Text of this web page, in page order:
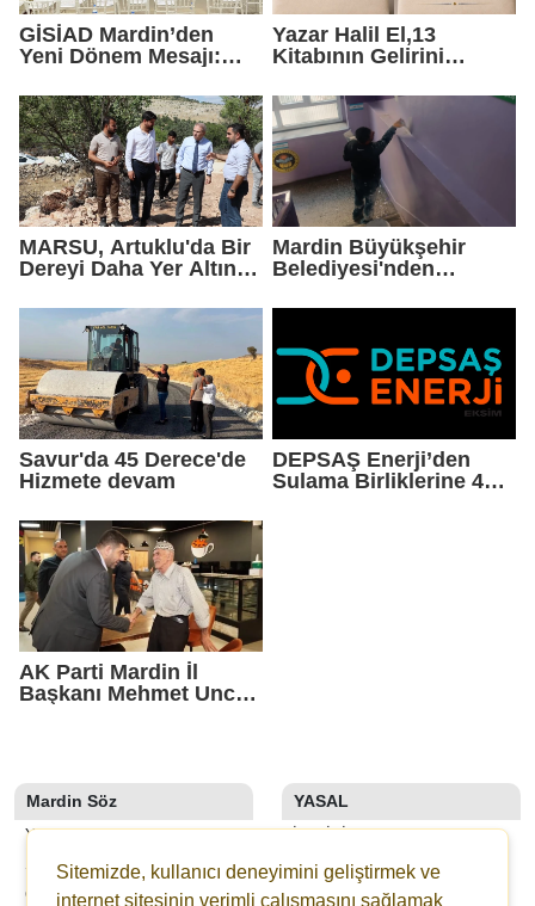
GİSİAD Mardin’den
Yeni Dönem Mesajı:
Daha Çok Üretim
Yazar Halil El,13
Kitabının Gelirini
MARSU, Artuklu'da Bir
Dereyi Daha Yer Altına
Mardin Büyükşehir
Belediyesi'nden
Savur'da 45 Derece'de
Hizmete devam
DEPSAŞ Enerji’den
Sulama Birliklerine 48
AK Parti Mardin İl
Başkanı Mehmet Uncu:
Mardin Söz
YAZARLAR
SON DAKİKA
GALERİLER
YASAL
İLETIŞIM
KÜNYE
YAYIN İLKELERI
Sitemizde, kullanıcı deneyimini geliştirmek ve
internet sitesinin verimli çalışmasını sağlamak